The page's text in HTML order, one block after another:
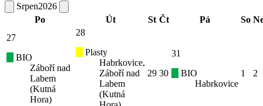
Srpen2026
Po
Út St Čt Pá So
27
BIO
Záboří nad
Labem
(Kutná
Hora)
28
Plasty
Habrkovice,
Záboří nad
Labem
(Kutná
29 30
31
BIO
Habrkovice
1 2